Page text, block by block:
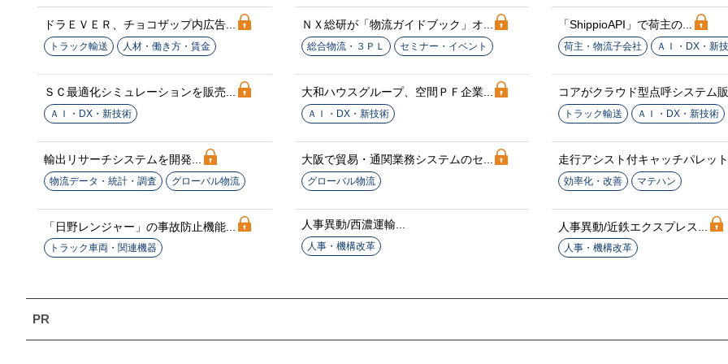
ドラＥＶＥＲ、チョコザップ内広告...
トラック輸送 人材・働き方・賃金
ＮＸ総研が「物流ガイドブック」オ...
総合物流・３ＰＬ セミナー・イベント
「ShippioAPI」で荷主の...
荷主・物流子会社 ＡＩ・DX・新
ＳＣ最適化シミュレーションを販売...
ＡＩ・DX・新技術
大和ハウスグループ、空間ＰＦ企業...
ＡＩ・DX・新技術
コアがクラウド型点呼システム販
トラック輸送 ＡＩ・DX・新技術
輸出リサーチシステムを開発...
物流データ・統計・調査 グローバル物流
大阪で貿易・通関業務システムのセ...
グローバル物流
走行アシスト付キャッチパレット
効率化・改善 マテハン
「日野レンジャー」の事故防止機能...
トラック車両・関連機器
人事異動/西濃運輸...
人事・機構改革
人事異動/近鉄エクスプレス...
人事・機構改革